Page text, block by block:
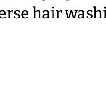
hair